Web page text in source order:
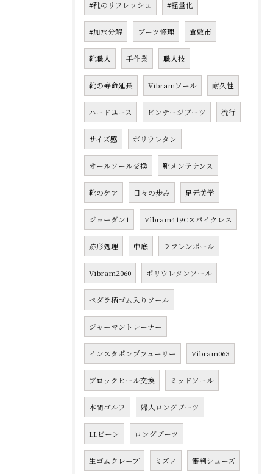
#靴のリフレッシュ #軽量化
#加水分解 ブーツ修理 倉敷市
靴職人 手作業 職人技
靴の寿命延長 Vibramソール 耐久性
ハードユース ビンテージブーツ 流行
サイズ感 ポリウレタン
オールソール交換 靴メンテナンス
靴のケア 日々の歩み 足元美学
ジョーダン1 Vibram419Cスパイクレス
跡形処理 中底 ラフレンボール
Vibram2060 ポリウレタンソール
ペダラ柄ゴム入りソール
ジャーマントレーナー
インスタポンプフューリー Vibram063
ブロックヒール交換 ミッドソール
本間ゴルフ 婦人ロングブーツ
LLビーン ロングブーツ
生ゴムクレープ ミズノ 審判シューズ